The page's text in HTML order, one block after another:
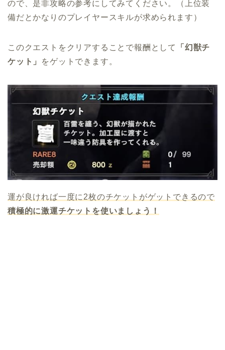
ので、是非攻略の参考にしてみてください。（上位装
備だとかなりのプレイヤースキルが求められます）
このクエストをクリアすることで報酬として
「幻獣チ
ケット」
をゲットできます。
運が良ければ一度に2枚のチケットがゲットできるので
積極的に激運チケットを使いましょう！